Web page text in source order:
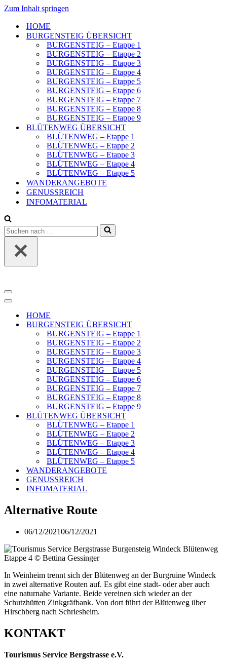
Zum Inhalt springen
HOME
BURGENSTEIG ÜBERSICHT
BURGENSTEIG – Etappe 1
BURGENSTEIG – Etappe 2
BURGENSTEIG – Etappe 3
BURGENSTEIG – Etappe 4
BURGENSTEIG – Etappe 5
BURGENSTEIG – Etappe 6
BURGENSTEIG – Etappe 7
BURGENSTEIG – Etappe 8
BURGENSTEIG – Etappe 9
BLÜTENWEG ÜBERSICHT
BLÜTENWEG – Etappe 1
BLÜTENWEG – Etappe 2
BLÜTENWEG – Etappe 3
BLÜTENWEG – Etappe 4
BLÜTENWEG – Etappe 5
WANDERANGEBOTE
GENUSSREICH
INFOMATERIAL
Suchen
nach …
Navigationsmenü
Navigationsmenü
HOME
BURGENSTEIG ÜBERSICHT
BURGENSTEIG – Etappe 1
BURGENSTEIG – Etappe 2
BURGENSTEIG – Etappe 3
BURGENSTEIG – Etappe 4
BURGENSTEIG – Etappe 5
BURGENSTEIG – Etappe 6
BURGENSTEIG – Etappe 7
BURGENSTEIG – Etappe 8
BURGENSTEIG – Etappe 9
BLÜTENWEG ÜBERSICHT
BLÜTENWEG – Etappe 1
BLÜTENWEG – Etappe 2
BLÜTENWEG – Etappe 3
BLÜTENWEG – Etappe 4
BLÜTENWEG – Etappe 5
WANDERANGEBOTE
GENUSSREICH
INFOMATERIAL
Alternative Route
06/12/202106/12/2021
In Weinheim trennt sich der Blütenweg an der Burgruine Windeck
in zwei alternative Routen auf. Es gibt eine stadt- oder aber auch
eine naturnahe Variante. Beide vereinen sich wieder an der
Schutzhütten Zinkgräfbank. Von dort führt der Blütenweg über
Hirschberg nach Schriesheim.
KONTAKT
Tourismus Service Bergstrasse e.V.